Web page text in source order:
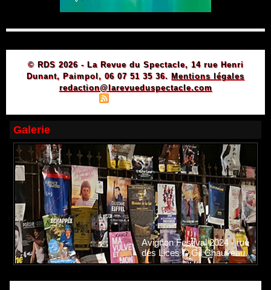
© RDS 2026 - La Revue du Spectacle, 14 rue Henri
Dunant, Paimpol, 06 07 51 35 36. Mentions légales
redaction@larevueduspectacle.com
Galerie
Avignon Festival 2024 - rue
des Lices © Gil Chauveau.